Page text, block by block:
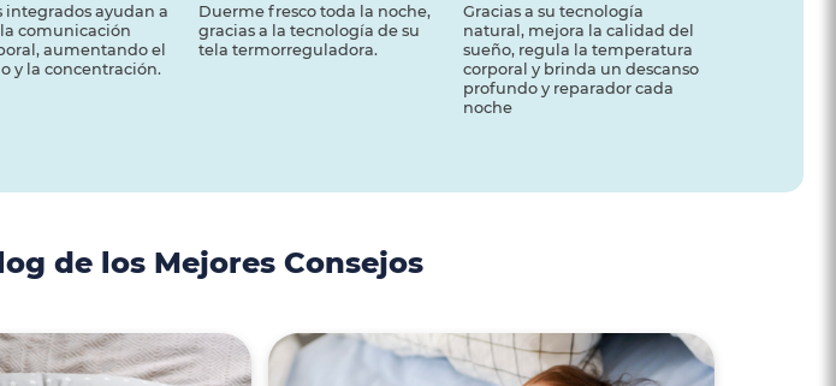
integrados ayudan a
comunicación
aumentando el
y la concentración.
Duerme fresco toda la noche,
gracias a la tecnología de su
tela termorreguladora.
Gracias a su tecnología
natural, mejora la calidad del
sueño, regula la temperatura
corporal y brinda un descanso
profundo y reparador cada
noche
de los Mejores Consejos